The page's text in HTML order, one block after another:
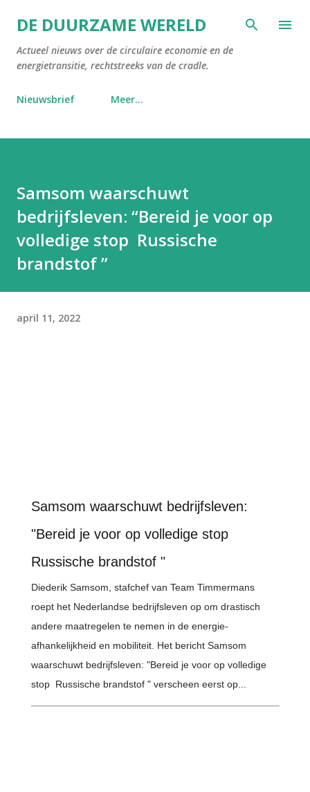
Doorgaan naar hoofdcontent
DE DUURZAME WERELD
Actueel nieuws over de circulaire economie en de
energietransitie, rechtstreeks van de cradle.
Nieuwsbrief Meer…
Samsom waarschuwt
bedrijfsleven: “Bereid je voor op
volledige stop Russische
brandstof ”
april 11, 2022
Samsom waarschuwt bedrijfsleven:
"Bereid je voor op volledige stop
Russische brandstof "
Diederik Samsom, stafchef van Team Timmermans
roept het Nederlandse bedrijfsleven op om drastisch
andere maatregelen te nemen in de energie-
afhankelijkheid en mobiliteit. Het bericht Samsom
waarschuwt bedrijfsleven: "Bereid je voor op volledige
stop Russische brandstof " verscheen eerst op...